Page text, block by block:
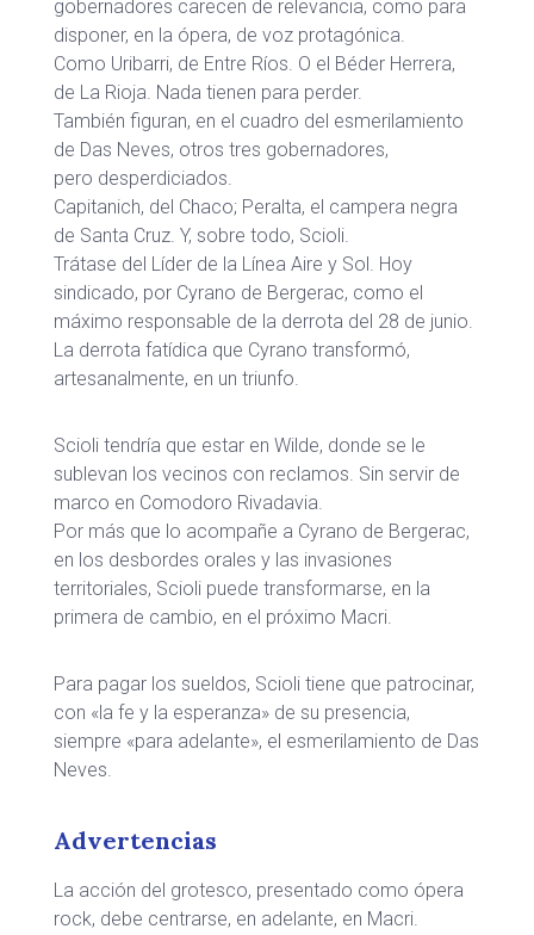
gobernadores carecen de relevancia, como para
disponer, en la ópera, de voz protagónica.
Como Uribarri, de Entre Ríos. O el Béder Herrera,
de La Rioja. Nada tienen para perder.
También figuran, en el cuadro del esmerilamiento
de Das Neves, otros tres gobernadores,
pero desperdiciados.
Capitanich, del Chaco; Peralta, el campera negra
de Santa Cruz. Y, sobre todo, Scioli.
Trátase del Líder de la Línea Aire y Sol. Hoy
sindicado, por Cyrano de Bergerac, como el
máximo responsable de la derrota del 28 de junio.
La derrota fatídica que Cyrano transformó,
artesanalmente, en un triunfo.
Scioli tendría que estar en Wilde, donde se le
sublevan los vecinos con reclamos. Sin servir de
marco en Comodoro Rivadavia.
Por más que lo acompañe a Cyrano de Bergerac,
en los desbordes orales y las invasiones
territoriales, Scioli puede transformarse, en la
primera de cambio, en el próximo Macri.
Para pagar los sueldos, Scioli tiene que patrocinar,
con «la fe y la esperanza» de su presencia,
siempre «para adelante», el esmerilamiento de Das
Neves.
Advertencias
La acción del grotesco, presentado como ópera
rock, debe centrarse, en adelante, en Macri.